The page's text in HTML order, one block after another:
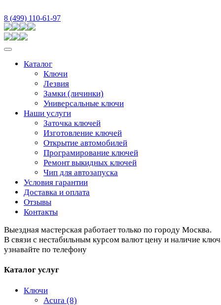
8 (499) 110-61-97
Каталог
Ключи
Лезвия
Замки (личинки)
Универсальные ключи
Наши услуги
Заточка ключей
Изготовление ключей
Открытие автомобилей
Програмирование ключей
Ремонт выкидных ключей
Чип для автозапуска
Условия гарантии
Доставка и оплата
Отзывы
Контакты
Выездная мастерская работает только по городу Москва.
В связи с нестабильным курсом валют цену и наличие
узнавайте по телефону
Каталог услуг
Ключи
Acura (8)